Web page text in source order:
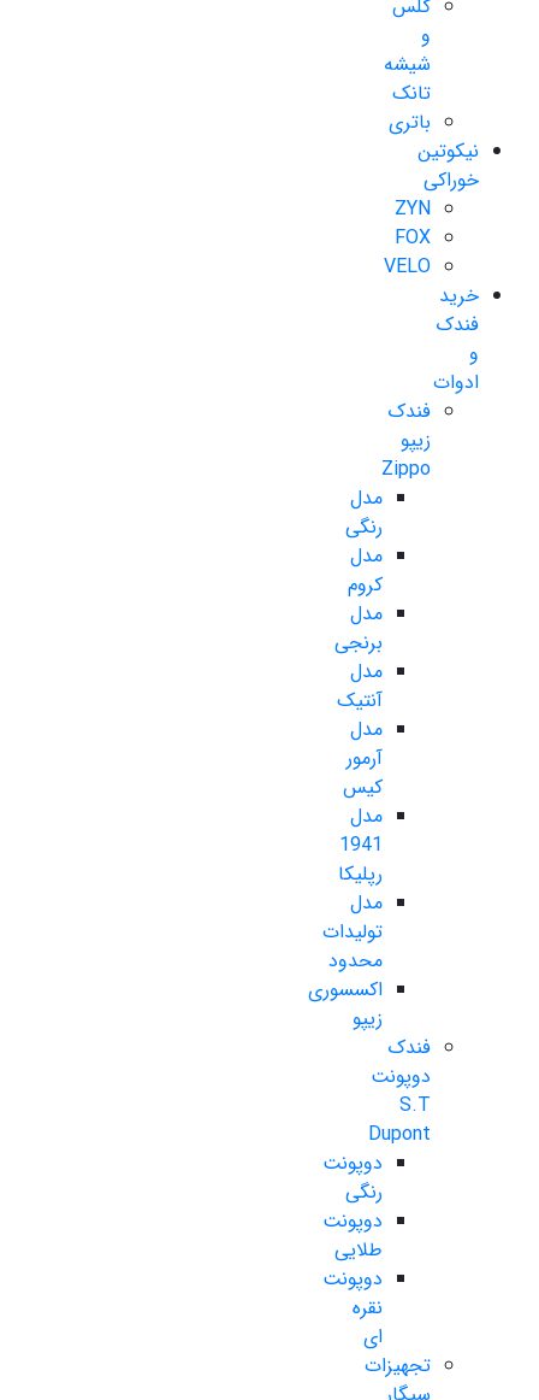
گلس
و
شیشه
تانک
باتری
نیکوتین
خوراکی
ZYN
FOX
VELO
خرید
فندک
و
ادوات
فندک
زیپو
Zippo
مدل
رنگی
مدل
کروم
مدل
برنجی
مدل
آنتیک
مدل
آرمور
کیس
مدل
1941
رپلیکا
مدل
تولیدات
محدود
اکسسوری
زیپو
فندک
دوپونت
S.T
Dupont
دوپونت
رنگی
دوپونت
طلایی
دوپونت
نقره
ای
تجهیزات